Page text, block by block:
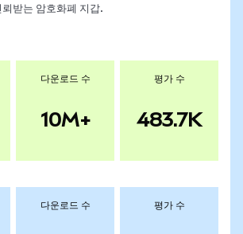
받는 암호화폐 지갑.
다운로드 수
10M+
평가 수
483.7K
다운로드 수 평가 수